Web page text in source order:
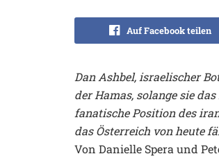
Auf Facebook teilen
Dan Ashbel, israelischer
der Hamas, solange sie
fanatische Position des
das Österreich von heute
Von Danielle Spera und